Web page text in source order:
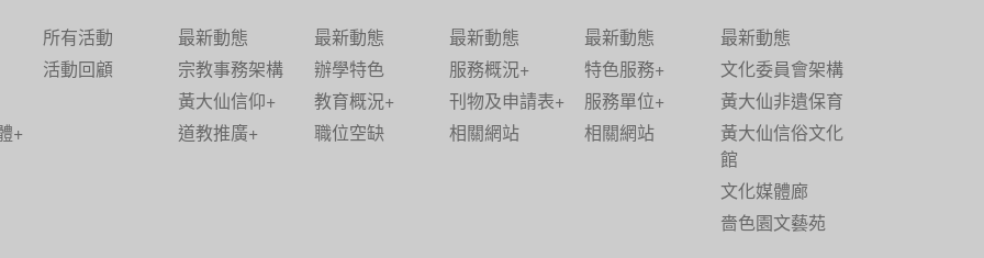
+
所有活動
活動回顧
最新動態
宗教事務架構
黃大仙信仰+
道教推廣+
最新動態
辦學特色
教育概況+
職位空缺
最新動態
服務概況+
刊物及申請表+
相關網站
最新動態
特色服務+
服務單位+
相關網站
最新動態
文化委員會架構
黃大仙非遺保育
黃大仙信俗文化
館
文化媒體廊
嗇色園文藝苑